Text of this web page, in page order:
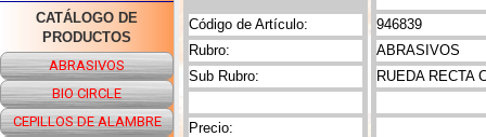
CATÁLOGO DE
PRODUCTOS
ABRASIVOS
BIO CIRCLE
CEPILLOS DE ALAMBRE
Código de Artículo:
Rubro:
Sub Rubro:
Precio:
946839
ABRASIVOS
RUEDA RECTA